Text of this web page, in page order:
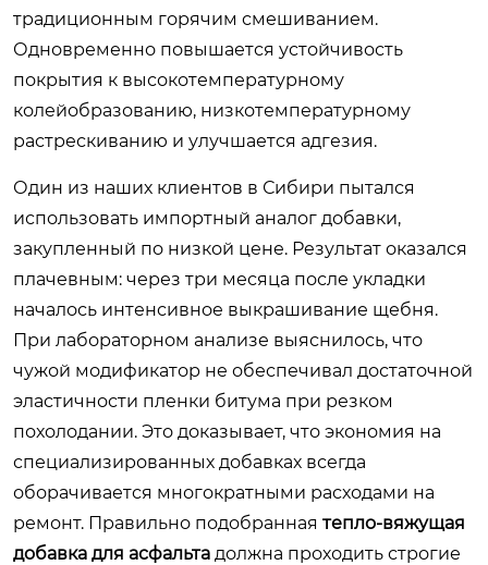
традиционным горячим смешиванием.
Одновременно повышается устойчивость
покрытия к высокотемпературному
колейобразованию, низкотемпературному
растрескиванию и улучшается адгезия.
Один из наших клиентов в Сибири пытался
использовать импортный аналог добавки,
закупленный по низкой цене. Результат оказался
плачевным: через три месяца после укладки
началось интенсивное выкрашивание щебня.
При лабораторном анализе выяснилось, что
чужой модификатор не обеспечивал достаточной
эластичности пленки битума при резком
похолодании. Это доказывает, что экономия на
специализированных добавках всегда
оборачивается многократными расходами на
ремонт. Правильно подобранная тепло-вяжущая
добавка для асфальта должна проходить строгие